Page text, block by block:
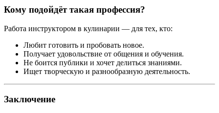
Кому подойдёт такая профессия?
Работа инструктором в кулинарии — для тех, кто:
Любит готовить и пробовать новое.
Получает удовольствие от общения и обучения.
Не боится публики и хочет делиться знаниями.
Ищет творческую и разнообразную деятельность.
Заключение